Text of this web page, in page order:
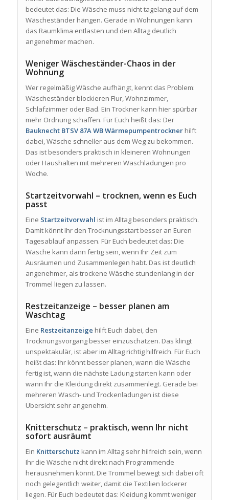
bedeutet das: Die Wäsche muss nicht tagelang auf dem
Wäscheständer hängen. Gerade in Wohnungen kann
das Raumklima entlasten und den Alltag deutlich
angenehmer machen.
Weniger Wäscheständer-Chaos in der
Wohnung
Wer regelmäßig Wäsche aufhängt, kennt das Problem:
Wäscheständer blockieren Flur, Wohnzimmer,
Schlafzimmer oder Bad. Ein Trockner kann hier spürbar
mehr Ordnung schaffen. Für Euch heißt das: Der
Bauknecht BTSV 87A WB Wärmepumpentrocknerhilft
dabei, Wäsche schneller aus dem Weg zu bekommen.
Das ist besonders praktisch in kleineren Wohnungen
oder Haushalten mit mehreren Waschladungen pro
Woche.
Startzeitvorwahl – trocknen, wenn es Euch
passt
Eine Startzeitvorwahl ist im Alltag besonders praktisch.
Damit könnt Ihr den Trocknungsstart besser an Euren
Tagesablauf anpassen. Für Euch bedeutet das: Die
Wäsche kann dann fertig sein, wenn Ihr Zeit zum
Ausräumen und Zusammenlegen habt. Das ist deutlich
angenehmer, als trockene Wäsche stundenlang in der
Trommel liegen zu lassen.
Restzeitanzeige – besser planen am
Waschtag
Eine Restzeitanzeige hilft Euch dabei, den
Trocknungsvorgang besser einzuschätzen. Das klingt
unspektakulär, ist aber im Alltag richtig hilfreich. Für Euch
heißt das: Ihr könnt besser planen, wann die Wäsche
fertig ist, wann die nächste Ladung starten kann oder
wann Ihr die Kleidung direkt zusammenlegt. Gerade bei
mehreren Wasch- und Trockenladungen ist diese
Übersicht sehr angenehm.
Knitterschutz – praktisch, wenn Ihr nicht
sofort ausräumt
Ein Knitterschutz kann im Alltag sehr hilfreich sein, wenn
Ihr die Wäsche nicht direkt nach Programmende
herausnehmen könnt. Die Trommel bewegt sich dabei oft
noch gelegentlich weiter, damit die Textilien lockerer
liegen. Für Euch bedeutet das: Kleidung kommt weniger